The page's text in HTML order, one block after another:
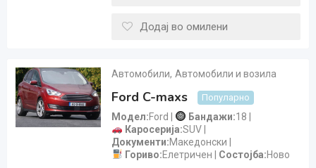
Додај во омилени
Автомобили, Автомобили и возила
Ford C-maxs Популарно
Модел Ford Бандажи 18
Каросерија SUV
Документи Македонски
Гориво Елетричен Состојба Ново